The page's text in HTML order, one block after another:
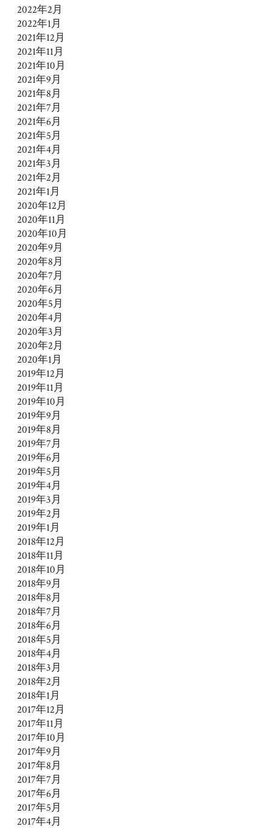
2022年2月
2022年1月
2021年12月
2021年11月
2021年10月
2021年9月
2021年8月
2021年7月
2021年6月
2021年5月
2021年4月
2021年3月
2021年2月
2021年1月
2020年12月
2020年11月
2020年10月
2020年9月
2020年8月
2020年7月
2020年6月
2020年5月
2020年4月
2020年3月
2020年2月
2020年1月
2019年12月
2019年11月
2019年10月
2019年9月
2019年8月
2019年7月
2019年6月
2019年5月
2019年4月
2019年3月
2019年2月
2019年1月
2018年12月
2018年11月
2018年10月
2018年9月
2018年8月
2018年7月
2018年6月
2018年5月
2018年4月
2018年3月
2018年2月
2018年1月
2017年12月
2017年11月
2017年10月
2017年9月
2017年8月
2017年7月
2017年6月
2017年5月
2017年4月